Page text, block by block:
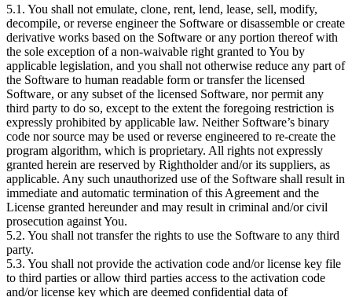
5.1. You shall not emulate, clone, rent, lend, lease, sell, modify,
decompile, or reverse engineer the Software or disassemble or create
derivative works based on the Software or any portion thereof with
the sole exception of a non-waivable right granted to You by
applicable legislation, and you shall not otherwise reduce any part of
the Software to human readable form or transfer the licensed
Software, or any subset of the licensed Software, nor permit any
third party to do so, except to the extent the foregoing restriction is
expressly prohibited by applicable law. Neither Software’s binary
code nor source may be used or reverse engineered to re-create the
program algorithm, which is proprietary. All rights not expressly
granted herein are reserved by Rightholder and/or its suppliers, as
applicable. Any such unauthorized use of the Software shall result in
immediate and automatic termination of this Agreement and the
License granted hereunder and may result in criminal and/or civil
prosecution against You.
5.2. You shall not transfer the rights to use the Software to any third
party.
5.3. You shall not provide the activation code and/or license key file
to third parties or allow third parties access to the activation code
and/or license key which are deemed confidential data of